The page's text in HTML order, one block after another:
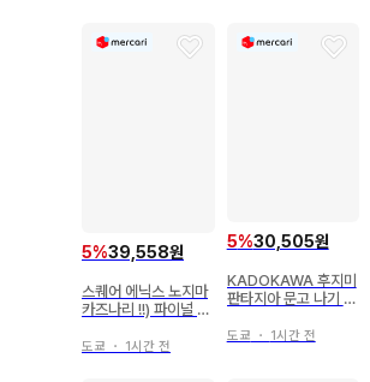
5%39,558원
스퀘어 에닉스 노지마
카즈나리 !!) 파이널 판
도쿄 ・ 1시간 전
5%30,505원
KADOKAWA 후지미
판타지아 문고 나기 에
를 너무 좋아하는 거
도쿄 ・ 1시간 전